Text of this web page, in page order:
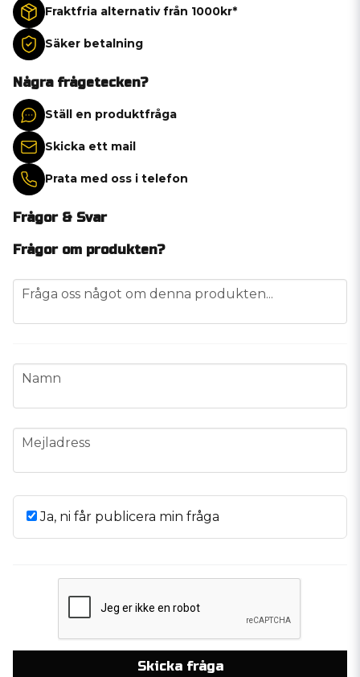
Fraktfria alternativ från 1000kr*
Säker betalning
Några frågetecken?
Ställ en produktfråga
Skicka ett mail
Prata med oss i telefon
Frågor & Svar
Frågor om produkten?
question
Fråga oss något om denna produkten...
name
Namn
email
Mejladress
Ja, ni får publicera min fråga
Skicka fråga